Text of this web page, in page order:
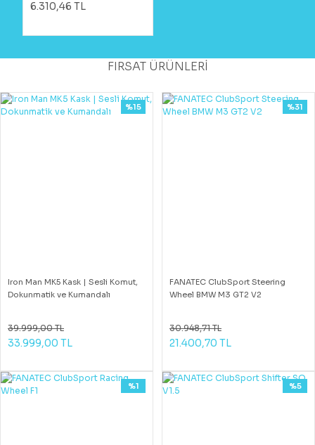
6.310,46 TL
FIRSAT ÜRÜNLERİ
Iron Man MK5 Kask | Sesli Komut,
Dokunmatik ve Kumandalı
%15
39.999,00 TL
33.999,00 TL
FANATEC ClubSport Steering
Wheel BMW M3 GT2 V2
%31
30.948,71 TL
21.400,70 TL
%1 %5